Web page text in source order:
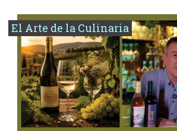
El Arte de la Culinaria